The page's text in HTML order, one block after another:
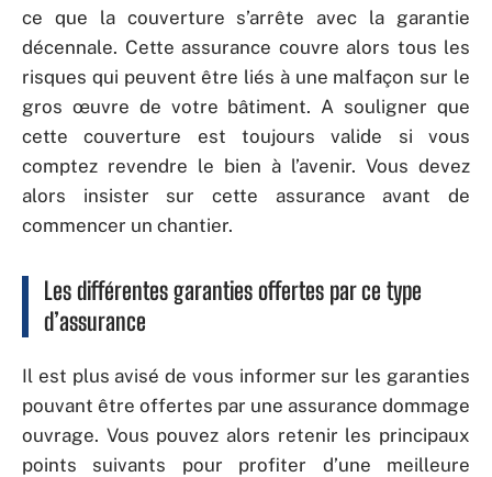
ce que la couverture s’arrête avec la garantie
décennale. Cette assurance couvre alors tous les
risques qui peuvent être liés à une malfaçon sur le
gros œuvre de votre bâtiment. A souligner que
cette couverture est toujours valide si vous
comptez revendre le bien à l’avenir. Vous devez
alors insister sur cette assurance avant de
commencer un chantier.
Les différentes garanties offertes par ce type
d’assurance
Il est plus avisé de vous informer sur les garanties
pouvant être offertes par une assurance dommage
ouvrage. Vous pouvez alors retenir les principaux
points suivants pour profiter d’une meilleure